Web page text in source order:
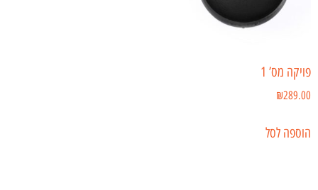
פויקה מס’ 1
₪289.00
הוספה לסל